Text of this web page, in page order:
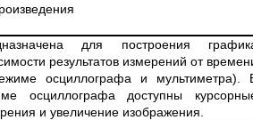
для построения
результатов измерений от
осциллографа и мультиметра).
осциллографа доступны
и увеличение изображения.